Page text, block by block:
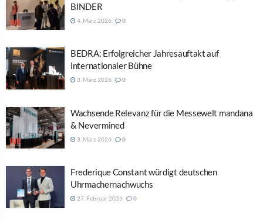
BINDER
4. März 2026 0
BEDRA: Erfolgreicher Jahresauftakt auf
internationaler Bühne
3. März 2026 0
Wachsende Relevanz für die Messewelt mandana
& Nevermined
3. März 2026 0
Frederique Constant würdigt deutschen
Uhrmachernachwuchs
27. Februar 2026 0